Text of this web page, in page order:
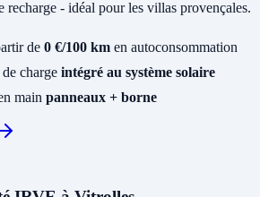
recharge - idéal pour les villas provençales.
de 0 €/100 km en autoconsommation
charge intégré au système solaire
main panneaux + borne